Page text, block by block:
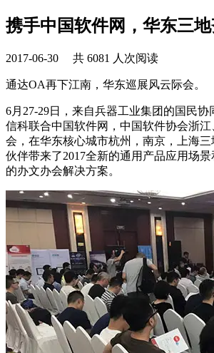
携手中国软件网，华东三地
2017-06-30 共 6081 人次阅读
通达OA再下江南，华东巡展风云际会。
6月27-29日，来自兵器工业集团的国民协
信科联合中国软件网，中国软件协会浙
会，在华东核心城市杭州，南京，上海
伙伴带来了2017全新的通用产品应用场
的办文办会解决方案。